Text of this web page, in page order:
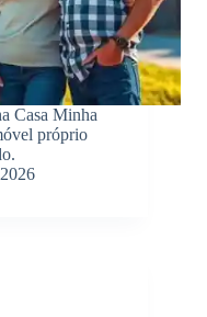
Casa Minha
próprio